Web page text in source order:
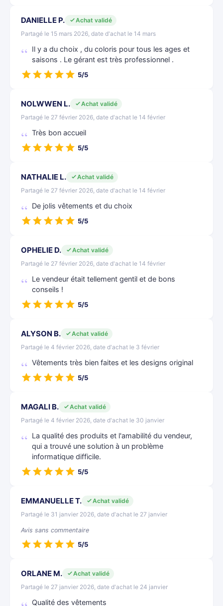
DANIELLE P.
Achat validé
Partagé le 15 mars 2026, date d'achat le 14 mars
Il y a du choix , du coloris pour tous les ages et
saisons . Le gérant est très professionnel .
5/5
NOLWWEN L.
Achat validé
Partagé le 27 février 2026, date d'achat le 14 février
Très bon accueil
5/5
NATHALIE L.
Achat validé
Partagé le 27 février 2026, date d'achat le 14 février
De jolis vêtements et du choix
5/5
OPHELIE D.
Achat validé
Partagé le 27 février 2026, date d'achat le 14 février
Le vendeur était tellement gentil et de bons
conseils !
5/5
ALYSON B.
Achat validé
Partagé le 4 février 2026, date d'achat le 3 février
Vêtements très bien faites et les designs original
5/5
MAGALI B.
Achat validé
Partagé le 4 février 2026, date d'achat le 30 janvier
La qualité des produits et l'amabilité du vendeur,
qui a trouvé une solution à un problème
informatique difficile.
5/5
EMMANUELLE T.
Achat validé
Partagé le 31 janvier 2026, date d'achat le 27 janvier
Avis sans commentaire
5/5
ORLANE M.
Achat validé
Partagé le 27 janvier 2026, date d'achat le 24 janvier
Qualité des vêtements